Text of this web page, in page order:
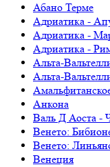
Абано Терме
Адриатика -
Адриатика -
Адриатика -
Альта-
Альта-
Анкона
Валь Д Аоста -
Венето:
Венето:
Венеция